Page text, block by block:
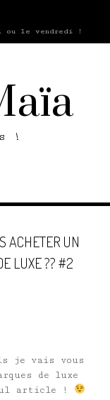
ou le vendredi !
!
ACHETER UN
LUXE ?? #2
je vais vous
de luxe
article !